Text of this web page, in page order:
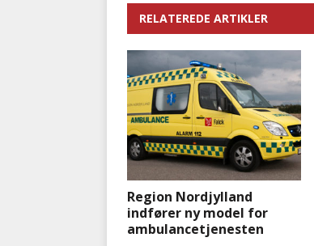
RELATEREDE ARTIKLER
Region Nordjylland
indfører ny model for
ambulancetjenesten